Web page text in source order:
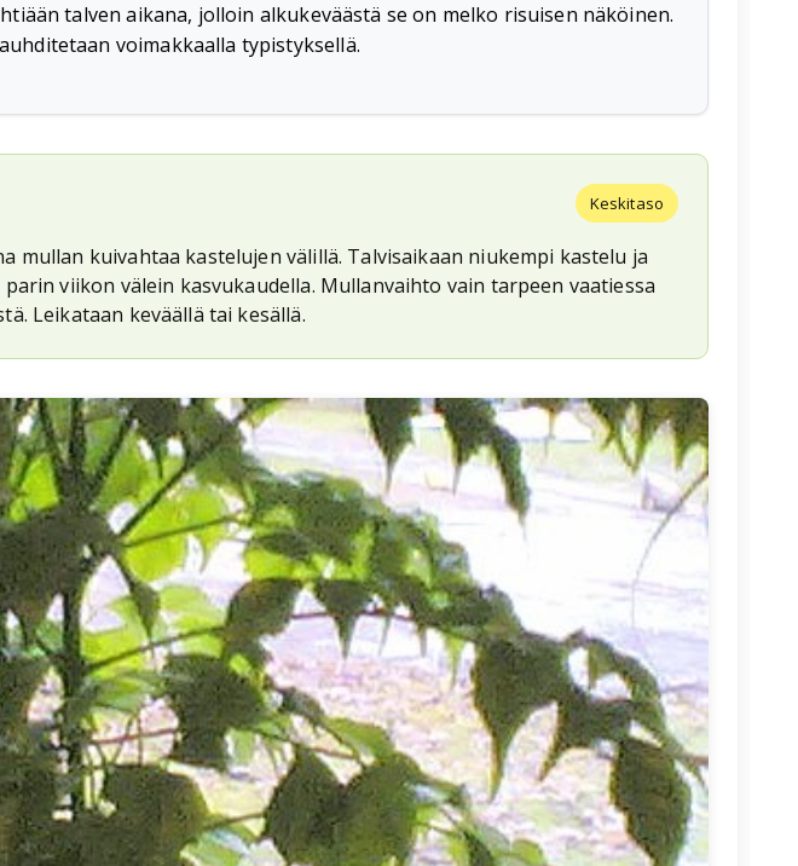
talven aikana, jolloin alkukeväästä se on melko risuisen näköinen.
voimakkaalla typistyksellä.
Keskitaso
mullan kuivahtaa kastelujen välillä. Talvisaikaan niukempi kastelu ja
viikon välein kasvukaudella. Mullanvaihto vain tarpeen vaatiessa
Leikataan keväällä tai kesällä.